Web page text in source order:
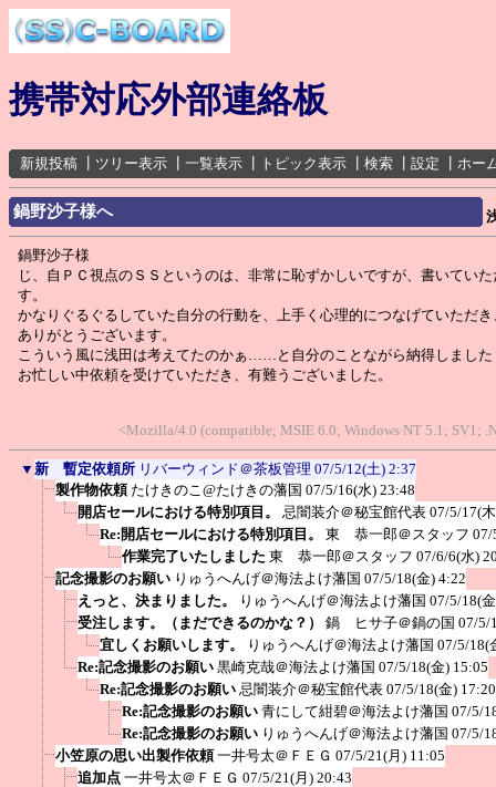
携帯対応外部連絡板
新規投稿 ツリー表示 一覧表示 トピック表示 検索 設定 ホー
鍋野沙子様へ
鍋野沙子様
じ、自ＰＣ視点のＳＳというのは、非常に恥ずかしいですが、書いてい
す。
かなりぐるぐるしていた自分の行動を、上手く心理的につなげていただき
ありがとうございます。
こういう風に浅田は考えてたのかぁ……と自分のことながら納得しました
お忙しい中依頼を受けていただき、有難うございました。
<Mozilla/4.0 (compatible; MSIE 6.0; Windows NT 5.1; SV1;
▼ 新 暫定依頼所 リバーウィンド＠茶板管理 07/5/12(土) 2:37
製作物依頼 たけきのこ@たけきの藩国 07/5/16(水) 23:48
開店セールにおける特別項目。
忌闇装介＠秘宝館代表 07/5/17(
Re:開店セールにおける特別項目。
東 恭一郎＠スタッフ 07/
作業完了いたしました 東 恭一郎＠スタッフ 07/6/6(水)
記念撮影のお願い りゅうへんげ＠海法よけ藩国 07/5/18(金) 4:22
えっと、決まりました。
りゅうへんげ＠海法よけ藩国 07/5/18(
受注します。（まだできるのかな？）
鍋 ヒサ子＠鍋の国 07/5/
宜しくお願いします。
りゅうへんげ＠海法よけ藩国 07/5/18(
Re:記念撮影のお願い 黒崎克哉＠海法よけ藩国 07/5/18(金) 15:05
Re:記念撮影のお願い 忌闇装介＠秘宝館代表 07/5/18(金) 17:20
Re:記念撮影のお願い 青にして紺碧＠海法よけ藩国 07/5/
Re:記念撮影のお願い りゅうへんげ＠海法よけ藩国 07/5/
小笠原の思い出製作依頼 一井号太＠ＦＥＧ 07/5/21(月) 11:05
追加点 一井号太＠ＦＥＧ 07/5/21(月) 20:43